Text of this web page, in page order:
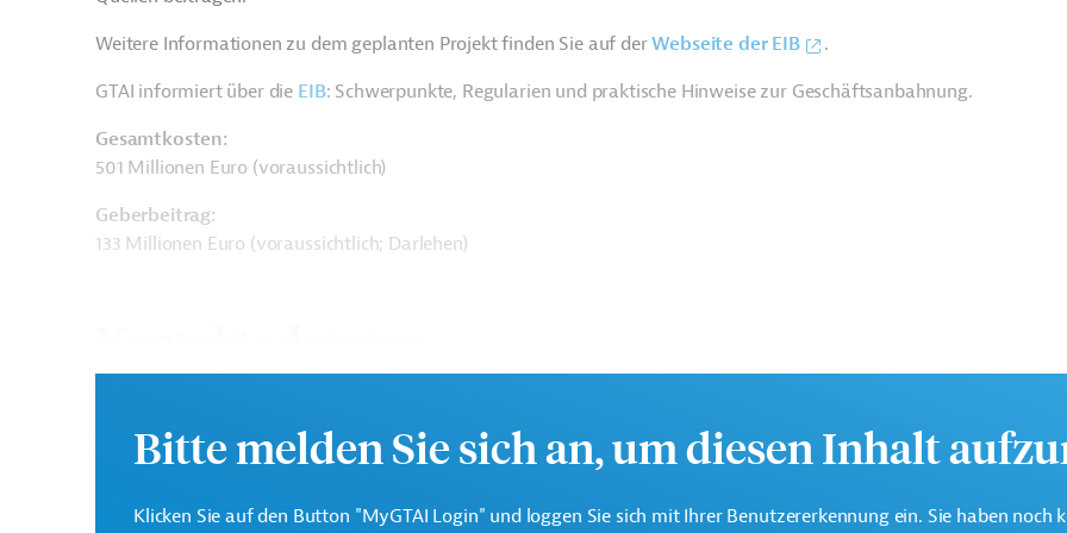
Weitere Informationen zu dem geplanten Projekt finden Sie auf derWebseite der EIB
.
GTAI informiert über die EIB: Schwerpunkte, Regularien und praktische Hinweise zur Geschäftsanbahnung.
Gesamtkosten:
501 Millionen Euro (voraussichtlich)
Geberbeitrag:
133 Millionen Euro (voraussichtlich; Darlehen)
Europäische
Mitgliedsländer und unterstützt die Entwicklungs- und Kooperationspolitik der EU mit
Bitte melden Sie sich an, um diesen Inhalt
Klicken Sie auf den Button "MyGTAI Login" und loggen Sie sich mit Ihrer Benutzererkennung ein. Sie haben noch